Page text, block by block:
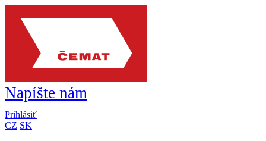
Napíšte nám
Prihlásiť
CZ SK